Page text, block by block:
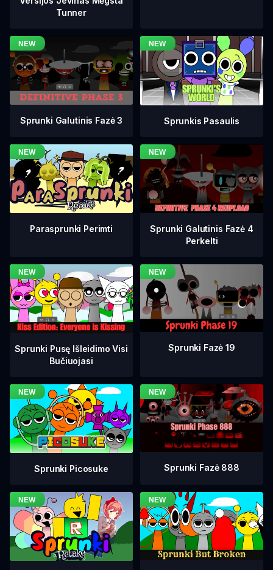
Tunner
Sprunki Galutinis Fazė 3 Sprunkis Pasaulis
Parasprunki Perimti
Sprunki Galutinis Fazė 4
Perkelti
Sprunki Pusę Išleidimo Visi
Bučiuojasi
Sprunki Fazė 19
Sprunki Picosuke Sprunki Fazė 888